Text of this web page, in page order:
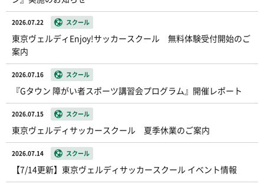
2026.07.22 スクール
東京ヴェルディEnjoy!サッカースクール 無料体験受付開始のご
案内
2026.07.16 スクール
『Gタウン 障がい者スポーツ講習会プログラム』開催レポート
2026.07.15 スクール
東京ヴェルディサッカースクール 夏季休業のご案内
2026.07.14 スクール
【7/14更新】東京ヴェルディサッカースクール イベント情報